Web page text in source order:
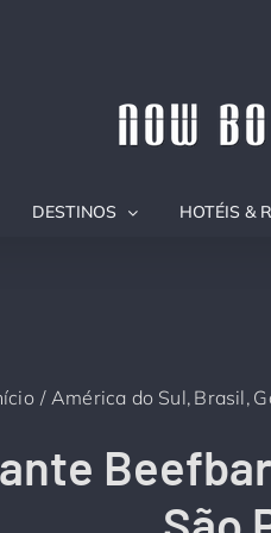
DESTINOS HOTÉIS &
América do Sul Brasil